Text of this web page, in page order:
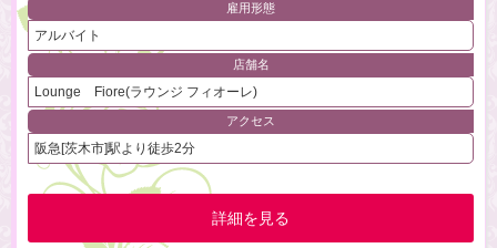
雇用形態
アルバイト
店舗名
Lounge Fiore(ラウンジ フィオーレ)
アクセス
阪急[茨木市]駅より徒歩2分
詳細を見る